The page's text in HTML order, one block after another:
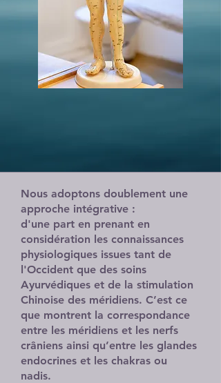
Nous adoptons doublement une
approche intégrative :
d'une part en prenant en
considération les connaissances
physiologiques issues tant de
l'Occident que des soins
Ayurvédiques et de la stimulation
Chinoise des méridiens. C’est ce
que montrent la correspondance
entre les méridiens et les nerfs
crâniens ainsi qu’entre les glandes
endocrines et les chakras ou
nadis.